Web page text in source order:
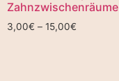
Zahnzwischenräume
3,00€ – 15,00€